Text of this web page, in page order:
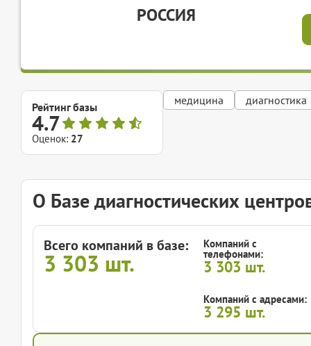
РОССИЯ
Рейтинг базы
4.7
Оценок: 27
медицина диагностика
О Базе диагностических
Всего компаний в базе:
3 303 шт.
Компаний с
телефонами:
3 303 шт.
Компаний с адресами:
3 295 шт.